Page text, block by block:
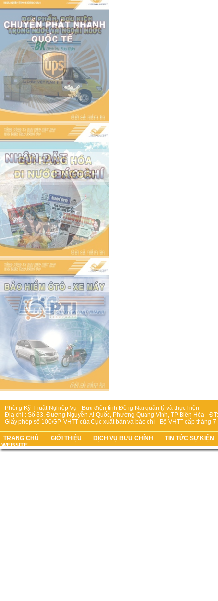
Phòng Kỹ Thuật Nghiệp Vụ - Bưu điện tỉnh Đồng Nai quản lý và thực hiện
Địa chỉ : Số 33, Đường Nguyễn Ái Quốc, Phường Quang Vinh, TP Biên Hòa -
Giấy phép số 100/GP-VHTT của Cục xuất bản và báo chí - Bộ VHTT cấp tháng 7
TRANG CHỦ GIỚI THIỆU DỊCH VỤ BƯU CHÍNH
TIN TỨC SỰ KIỆN
WEBSITE